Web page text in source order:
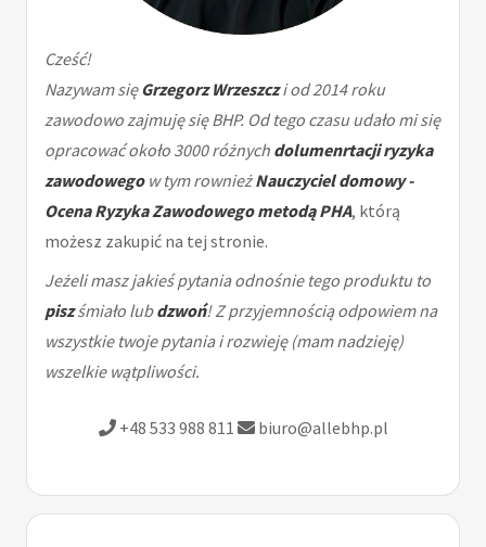
Cześć!
Nazywam sięGrzegorz Wrzeszczi od 2014 roku
zawodowo zajmuję się BHP. Od tego czasu udało mi się
opracować około 3000 różnych dolumenrtacji ryzyka
zawodowegow tym rownieżNauczyciel domowy -
Ocena Ryzyka Zawodowego metodą PHA, którą
możesz zakupić na tej stronie.
Jeżeli masz jakieś pytania odnośnie tego produktu to
piszśmiało lubdzwoń! Z przyjemnością odpowiem na
wszystkie twoje pytania i rozwieję (mam nadzieję)
wszelkie wątpliwości.
+48 533 988 811 biuro@allebhp.pl